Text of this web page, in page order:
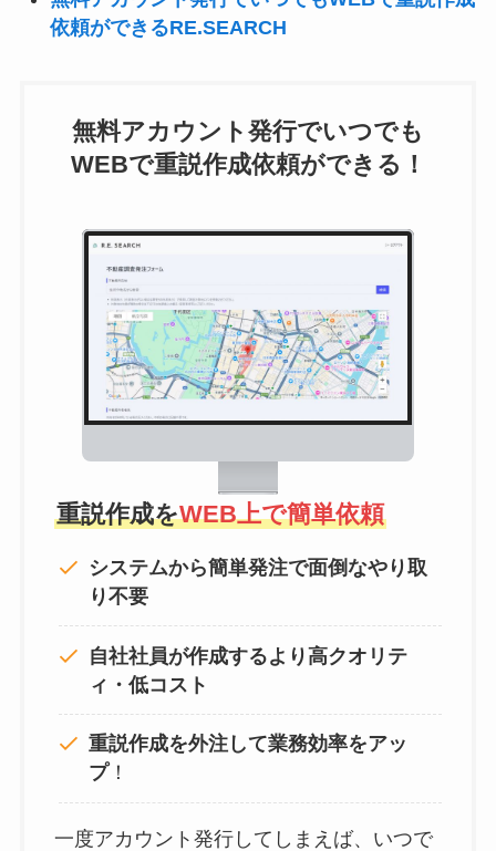
依頼ができるRE.SEARCH
無料アカウント発行でいつでも
WEBで重説作成依頼ができる！
重説作成をWEB上で簡単依頼
システムから簡単発注で面倒なやり取
り不要
自社社員が作成するより高クオリテ
ィ・低コスト
重説作成を外注して業務効率をアッ
プ！
一度アカウント発行してしまえば、いつで